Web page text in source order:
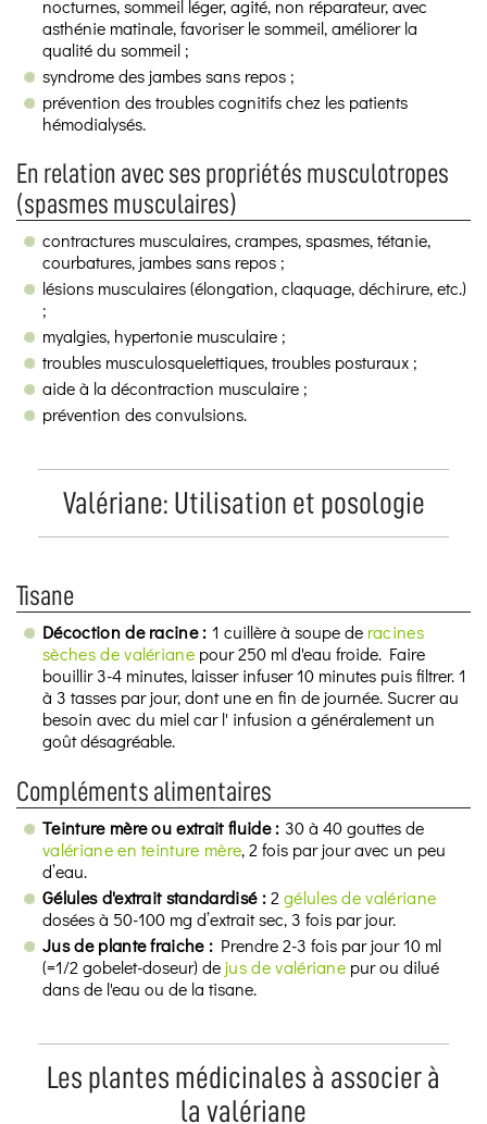
nocturnes, sommeil léger, agité, non réparateur, avec
asthénie matinale, favoriser le sommeil, améliorer la
qualité du sommeil ;
syndrome des jambes sans repos ;
prévention des troubles cognitifs chez les patients
hémodialysés.
En relation avec ses propriétés musculotropes
(spasmes musculaires)
contractures musculaires, crampes, spasmes, tétanie,
courbatures, jambes sans repos ;
lésions musculaires (élongation, claquage, déchirure, etc.)
;
myalgies, hypertonie musculaire ;
troubles musculosquelettiques, troubles posturaux ;
aide à la décontraction musculaire ;
prévention des convulsions.
Valériane: Utilisation et posologie
Tisane
Décoction de racine : 1 cuillère à soupe de racines
sèches de valériane pour 250 ml d'eau froide. Faire
bouillir 3-4 minutes, laisser infuser 10 minutes puis filtrer. 1
à 3 tasses par jour, dont une en fin de journée. Sucrer au
besoin avec du miel car l' infusion a généralement un
goût désagréable.
Compléments alimentaires
Teinture mère ou extrait fluide : 30 à 40 gouttes de
valériane en teinture mère, 2 fois par jour avec un peu
d’eau.
Gélules d'extrait standardisé :2 gélules de valériane
dosées à 50-100 mg d’extrait sec, 3 fois par jour.
Jus de plante fraiche : Prendre 2-3 fois par jour 10 ml
(=1/2 gobelet-doseur) dejus de valériane pur ou dilué
dans de l'eau ou de la tisane.
Les plantes médicinales à associer à
la valériane